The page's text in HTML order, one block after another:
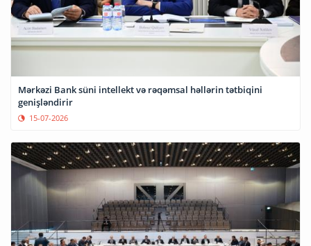
Mərkəzi Bank süni intellekt və rəqəmsal həllərin tətbiqini
genişləndirir
15-07-2026